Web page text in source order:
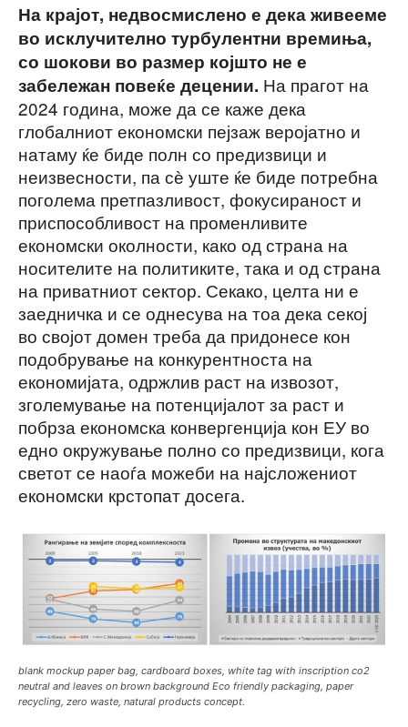
На крајот, недвосмислено е дека живееме
во исклучително турбулентни времиња,
со шокови во размер којшто не е
забележан повеќе децении. На прагот на
2024 година, може да се каже дека
глобалниот економски пејзаж веројатно и
натаму ќе биде полн со предизвици и
неизвесности, па сѐ уште ќе биде потребна
поголема претпазливост, фокусираност и
приспособливост на променливите
економски околности, како од страна на
носителите на политиките, така и од страна
на приватниот сектор. Секако, целта ни е
заедничка и се однесува на тоа дека секој
во својот домен треба да придонесе кон
подобрување на конкурентноста на
економијата, одржлив раст на извозот,
зголемување на потенцијалот за раст и
побрза економска конвергенција кон ЕУ во
едно окружување полно со предизвици, кога
светот се наоѓа можеби на најсложениот
економски крстопат досега.
blank mockup paper bag, cardboard boxes, white tag with inscription co2
neutral and leaves on brown background Eco friendly packaging, paper
recycling, zero waste, natural products concept.